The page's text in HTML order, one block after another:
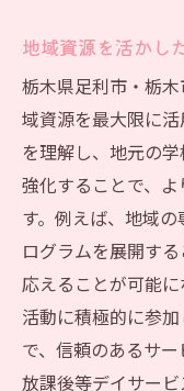
持続可能
地域全体
地域資源を活かし
栃木県足利市・栃
域資源を最大限に
を理解し、地元の
強化することで、
す。例えば、地域
ログラムを展開す
応えることが可能
活動に積極的に参
で、信頼のあるサー